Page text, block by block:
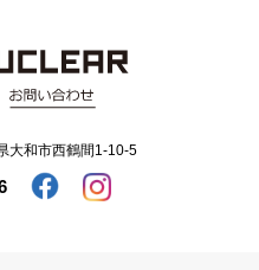
大和市西鶴間1-10-5